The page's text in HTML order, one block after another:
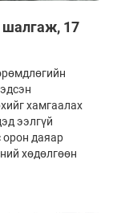
шалгаж, 17
хамгаалах
ээлгүй
орон даяар
хөдөлгөөн